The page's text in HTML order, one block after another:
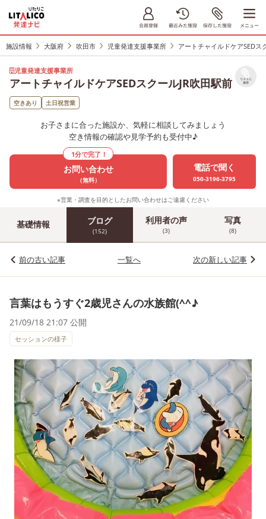
施設情報 大阪府 吹田市 児童発達支援事業所 アートチャイルドケアSEDス
児童発達支援事業所
アートチャイルドケアSEDスクールJR吹田駅前 リストに
保存
空きあり 土日祝営業
お子さまに合った施設か、気軽に相談してみましょう
空き情報の確認や見学予約も受付中♪
1分で完了！
お問い合わせ
（無料）
電話で聞く
050-3196-3795
※営業・調査を目的としたお問い合わせはご遠慮ください
基礎情報 ブログ
(152)
利用者の声
(3)
写真
(8)
前の古い記事 一覧へ 次の新しい記事
言葉はもうすぐ2歳児さんの水族館(^^♪
21/09/18 21:07 公開
セッションの様子